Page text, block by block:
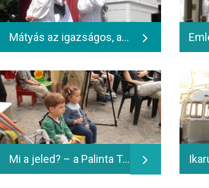
Mátyás az igazságos, avagy ellopták az aranyszőrű bárányt - 2014.06.15.
Mi a jeled? – a Palinta Társulat zenés programja gyermekeknek - 2014.06.13.